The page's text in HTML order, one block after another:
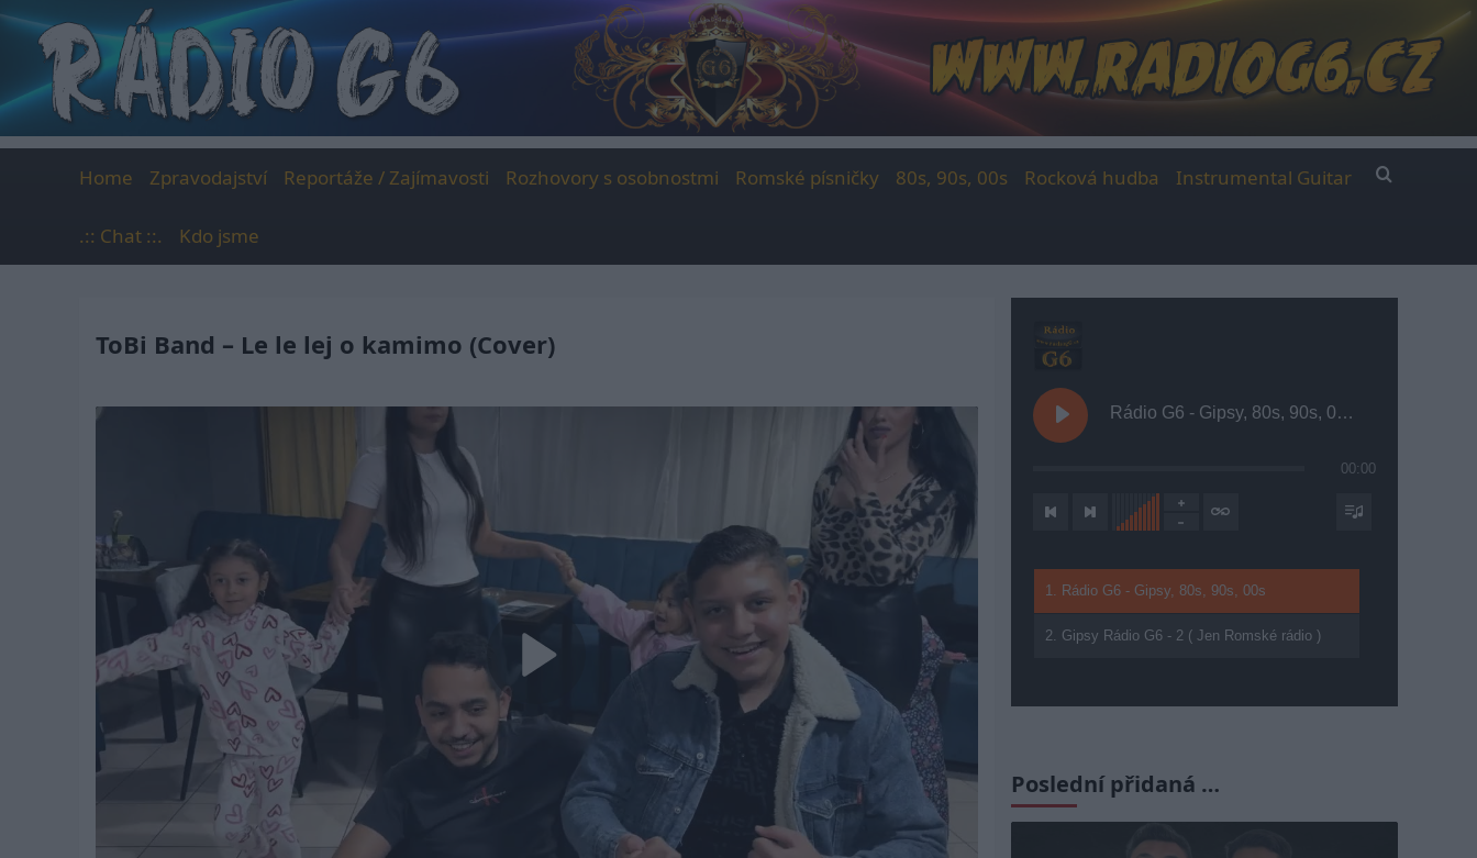
content
Home Zpravodajství Reportáže / Zajímavosti Rozhovory s osobnostmi Romské písničky 80s, 90s, 00s Rocková hudba Instrumental Guitar
.:: Chat ::. Kdo jsme
ToBi Band – Le le lej o kamimo (Cover)
Play
Video
Rádio G6 - Gipsy, 80s, 90s, 00s
00:00
1. Rádio G6 - Gipsy, 80s, 90s, 00s
2. Gipsy Rádio G6 - 2 ( Jen Romské rádio )
Poslední přidaná …